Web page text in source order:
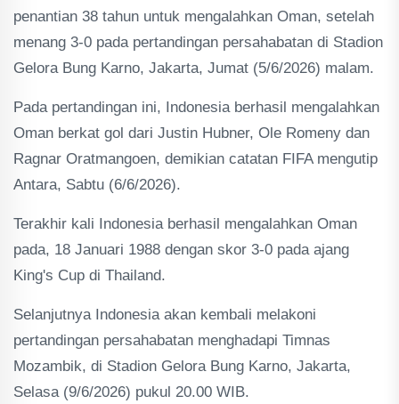
penantian 38 tahun untuk mengalahkan Oman, setelah
menang 3-0 pada pertandingan persahabatan di Stadion
Gelora Bung Karno, Jakarta, Jumat (5/6/2026) malam.
Pada pertandingan ini, Indonesia berhasil mengalahkan
Oman berkat gol dari Justin Hubner, Ole Romeny dan
Ragnar Oratmangoen, demikian catatan FIFA mengutip
Antara, Sabtu (6/6/2026).
Terakhir kali Indonesia berhasil mengalahkan Oman
pada, 18 Januari 1988 dengan skor 3-0 pada ajang
King's Cup di Thailand.
Selanjutnya Indonesia akan kembali melakoni
pertandingan persahabatan menghadapi Timnas
Mozambik, di Stadion Gelora Bung Karno, Jakarta,
Selasa (9/6/2026) pukul 20.00 WIB.